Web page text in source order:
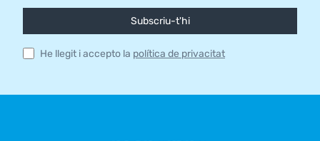
Subscriu-t'hi
He llegit i accepto la política de privacitat